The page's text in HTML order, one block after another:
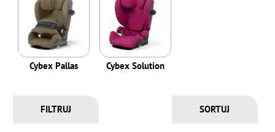
Cybex Pallas Cybex Solution
FILTRUJ